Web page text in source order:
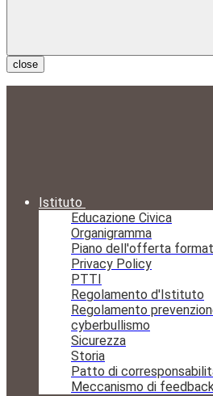
close
Istituto
Educazione Civica
Organigramma
Piano dell'offerta
Privacy Policy
PTTI
Regolamento d'Istituto
Regolamento
cyberbullismo
Sicurezza
Storia
Patto di
Meccanismo di